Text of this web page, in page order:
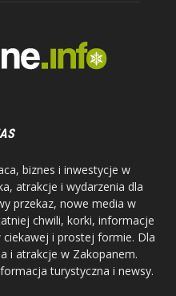
biznes i inwestycje w
atrakcje i wydarzenia dla
przekaz, nowe media w
chwili, korki, informacje
i prostej formie. Dla
i atrakcje w Zakopanem.
turystyczna i newsy.